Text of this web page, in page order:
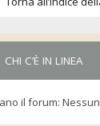
CHI C’È IN LINEA
il forum: